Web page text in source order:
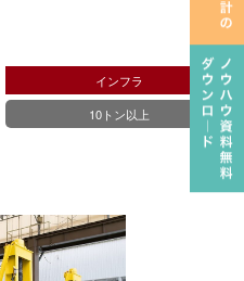
インフラ
10トン以上